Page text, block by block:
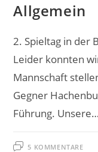
Allgemein
2. Spieltag in der
Leider konnten
Mannschaft
Gegner
Führung. Unsere…
5 KOMMENTARE